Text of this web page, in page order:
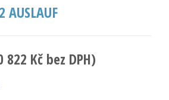
AUSLAUF
822 Kč bez DPH)